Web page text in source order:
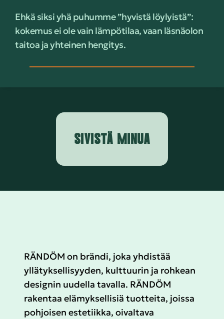
Ehkä siksi yhä puhumme ”hyvistä löylyistä”:
kokemus ei ole vain lämpötilaa, vaan läsnäolon
taitoa ja yhteinen hengitys.
SIVISTÄ MINUA
RÄNDÖM on brändi, joka yhdistää
yllätyksellisyyden, kulttuurin ja rohkean
designin uudella tavalla. RÄNDÖM
rakentaa elämyksellisiä tuotteita, joissa
pohjoisen estetiikka, oivaltava